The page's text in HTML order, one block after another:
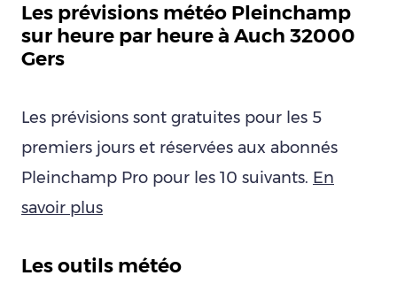
Les prévisions météo Pleinchamp
sur heure par heure à Auch 32000
Gers
Les prévisions sont gratuites pour les 5
premiers jours et réservées aux abonnés
Pleinchamp Pro pour les 10 suivants. En
savoir plus
Les outils météo